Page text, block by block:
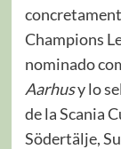
Champions
nominado
Aarhusy lo
de la Scania
Södertälje,